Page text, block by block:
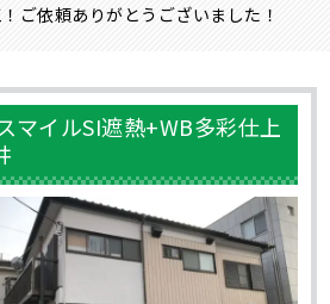
ご依頼ありがとうございました！
マイルSI遮熱+WB多彩仕上